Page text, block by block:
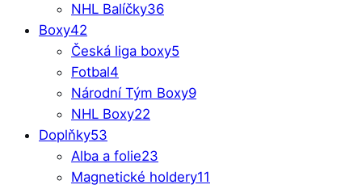
NHL Balíčky36
Boxy42
Česká liga boxy5
Fotbal4
Národní Tým Boxy9
NHL Boxy22
Doplňky53
Alba a folie23
Magnetické holdery11